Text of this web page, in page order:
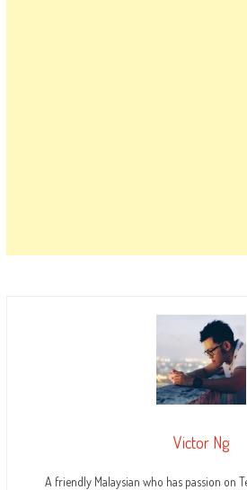
Victor Ng
A friendly Malaysian who has passion on